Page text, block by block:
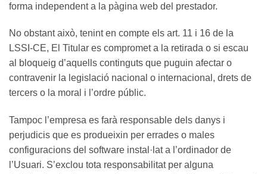
forma independent a la pàgina web del prestador.
No obstant això, tenint en compte els art. 11 i 16 de la
LSSI-CE, El Titular es compromet a la retirada o si escau
al bloqueig d’aquells continguts que puguin afectar o
contravenir la legislació nacional o internacional, drets de
tercers o la moral i l’ordre públic.
Tampoc l’empresa es farà responsable dels danys i
perjudicis que es produeixin per errades o males
configuracions del software instal·lat a l’ordinador de
l’Usuari. S’exclou tota responsabilitat per alguna